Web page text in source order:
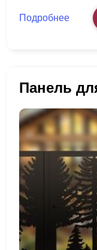
Подробнее
Панель